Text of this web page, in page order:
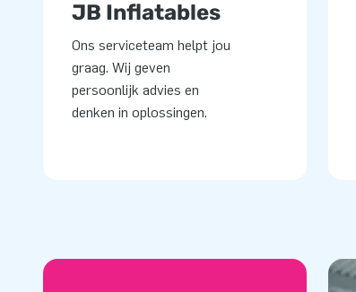
JB Inflatables
Ons serviceteam helpt jou
graag. Wij geven
persoonlijk advies en
denken in oplossingen.